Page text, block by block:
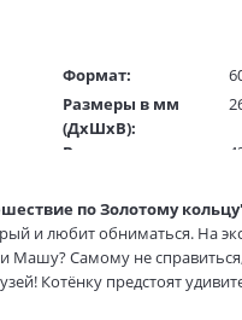
Формат:
Размеры в мм
(ДхШхВ):
Вес:
Код товара:
ISBN:
В продаже с:
по Золотому
и любит обниматься. На
Машу? Самому не
Котёнку предстоят